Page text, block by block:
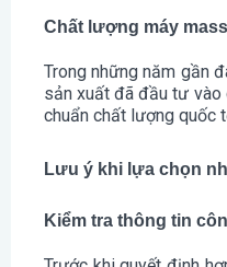
Chất lượng máy
Trong những năm gần
sản xuất đã đầu tư vào
chuẩn chất lượng quốc
Lưu ý khi lựa chọn
Kiểm tra thông tin